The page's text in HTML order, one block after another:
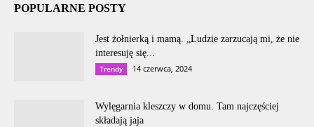
POPULARNE POSTY
Jest żołnierką i mamą. „Ludzie zarzucają mi, że nie
interesuję się...
Trendy 14 czerwca, 2024
Wylęgarnia kleszczy w domu. Tam najczęściej
składają jaja